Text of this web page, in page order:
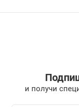
и получи